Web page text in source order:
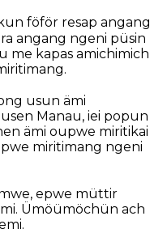
föför resap angang
angang ngeni püsin
me kapas amichimich
usun ämi
Manau, iei popun
ämi oupwe miritikai
miritimang ngeni
epwe müttir
Ümöümöchün ach